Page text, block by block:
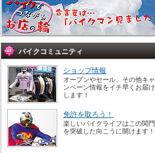
バイクコミュニティ
ショップ情報
オープンやセール、その他キャ
ンペーン情報をイチ早くお届け
します！
免許を取ろう！
楽しいバイクライフはこの関門
を突破した向こうに開けます！